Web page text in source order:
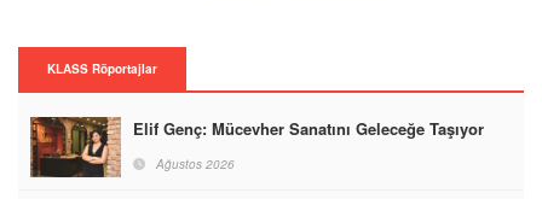
KLASS Röportajlar
Elif Genç: Mücevher Sanatını Geleceğe Taşıyor
Ağustos 2026